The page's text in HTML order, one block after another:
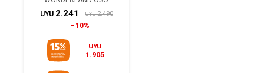
UYU 2.241 UYU 2.490
10%
UYU
1.905